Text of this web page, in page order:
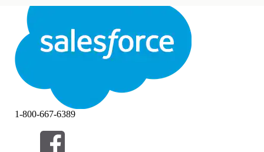
Fechar Fechar
Filtros (0)
1-800-667-6389